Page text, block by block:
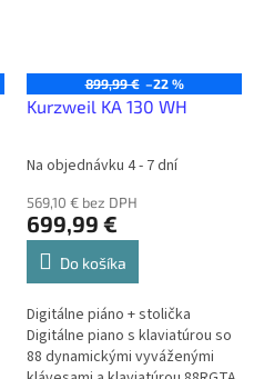
899,99 € –22 %
Kurzweil KA 130 WH
Na objednávku 4 - 7 dní
569,10 € bez DPH
699,99 €
Do košíka
Digitálne piáno + stolička
Digitálne piano s klaviatúrou so
88 dynamickými vyváženými